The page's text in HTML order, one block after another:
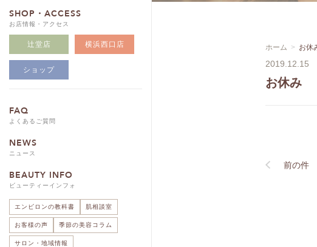
SHOP・ACCESS
お店情報・アクセス
辻堂店 横浜西口店
ショップ
FAQ
よくあるご質問
NEWS
ニュース
BEAUTY INFO
ビューティーインフォ
エンビロンの教科書 肌相談室
お客様の声 季節の美容コラム
サロン・地域情報
ホーム お休
2019.12.15
お休み
前の件